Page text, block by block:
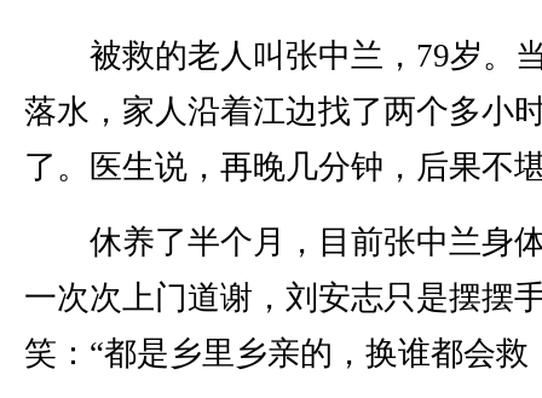
被救的老人叫张中兰，79岁。
落水，家人沿着江边找了两个多小
了。医生说，再晚几分钟，后果不
休养了半个月，目前张中兰身
一次次上门道谢，刘安志只是摆摆
笑：“都是乡里乡亲的，换谁都会救